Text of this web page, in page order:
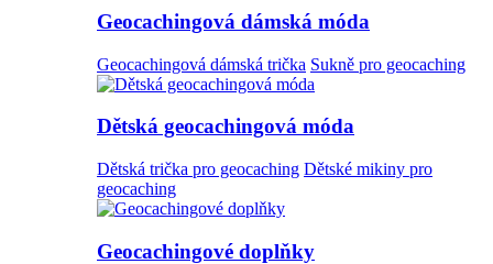
Geocachingová dámská móda
Geocachingová dámská trička Sukně pro geocaching
Dětská geocachingová móda
Dětská trička pro geocaching Dětské mikiny pro
geocaching
Geocachingové doplňky